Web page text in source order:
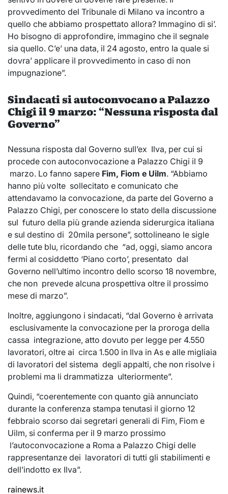
provvedimento del Tribunale di Milano va incontro a
quello che abbiamo prospettato allora? Immagino di si’.
Ho bisogno di approfondire, immagino che il segnale
sia quello. C’e’ una data, il 24 agosto, entro la quale si
dovra’ applicare il provvedimento in caso di non
impugnazione”.
Sindacati si autoconvocano a Palazzo
Chigi il 9 marzo: “Nessuna risposta dal
Governo”
Nessuna risposta dal Governo sull’ex Ilva, per cui si
procede con autoconvocazione a Palazzo Chigi il 9
marzo. Lo fanno sapere Fim, Fiom e Uilm. “Abbiamo
hanno più volte sollecitato e comunicato che
attendavamo la convocazione, da parte del Governo a
Palazzo Chigi, per conoscere lo stato della discussione
sul futuro della più grande azienda siderurgica italiana
e sul destino di 20mila persone”, sottolineano le sigle
delle tute blu, ricordando che “ad, oggi, siamo ancora
fermi al cosiddetto ‘Piano corto’, presentato dal
Governo nell’ultimo incontro dello scorso 18 novembre,
che non prevede alcuna prospettiva oltre il prossimo
mese di marzo”.
Inoltre, aggiungono i sindacati, “dal Governo è arrivata
esclusivamente la convocazione per la proroga della
cassa integrazione, atto dovuto per legge per 4.550
lavoratori, oltre ai circa 1.500 in Ilva in As e alle migliaia
di lavoratori del sistema degli appalti, che non risolve i
problemi ma li drammatizza ulteriormente”.
Quindi, “coerentemente con quanto già annunciato
durante la conferenza stampa tenutasi il giorno 12
febbraio scorso dai segretari generali di Fim, Fiom e
Uilm, si conferma per il 9 marzo prossimo
l’autoconvocazione a Roma a Palazzo Chigi delle
rappresentanze dei lavoratori di tutti gli stabilimenti e
dell’indotto ex Ilva”.
rainews.it